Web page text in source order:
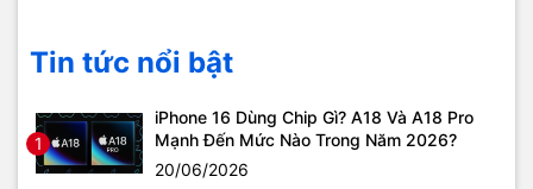
Tin tức nổi bật
1
iPhone 16 Dùng Chip Gì? A18 Và A18 Pro
Mạnh Đến Mức Nào Trong Năm 2026?
20/06/2026